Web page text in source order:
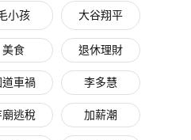
小孩 大谷翔平
美食 退休理財
道車禍 李多慧
廟逃稅 加薪潮